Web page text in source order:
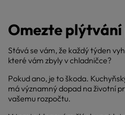
Omezte
Stává se vám, že každý týden
které vám zbyly v chladničce?
Pokud ano, je to škoda.
má významný dopad na životní
vašemu rozpočtu.